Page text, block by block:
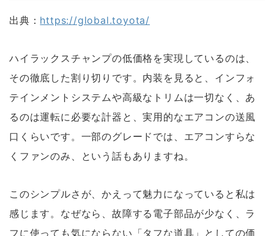
出典： https://global.toyota/
ハイラックスチャンプの低価格を実現しているのは、
その徹底した割り切りです。内装を見ると、インフォ
テインメントシステムや高級なトリムは一切なく、あ
るのは運転に必要な計器と、実用的なエアコンの送風
口くらいです。一部のグレードでは、エアコンすらな
くファンのみ、という話もありますね。
このシンプルさが、かえって魅力になっていると私は
感じます。なぜなら、故障する電子部品が少なく、ラ
フに使っても気にならない 「タフな道具」 としての価